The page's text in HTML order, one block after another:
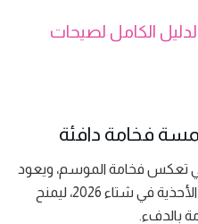
الدليل الكامل لصيحات
تعكس فخامة الموسم، ويعود
في شتاء 2026، ليمنح
بالدفء.